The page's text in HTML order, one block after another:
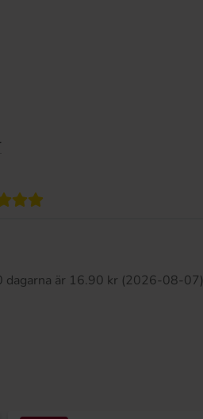
dagarna är 16.90 kr (2026-08-07)